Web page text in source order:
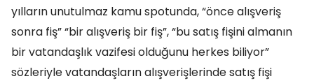
yılların unutulmaz kamu spotunda, “önce alışveriş
sonra fiş” “bir alışveriş bir fiş”, “bu satış fişini almanın
bir vatandaşlık vazifesi olduğunu herkes biliyor”
sözleriyle vatandaşların alışverişlerinde satış fişi